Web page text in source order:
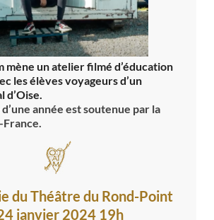
mène un atelier filmé d’éducation
les élèves voyageurs d’un
d’Oise.
année est soutenue par la
du Théâtre du Rond-Point
janvier 2024 19h